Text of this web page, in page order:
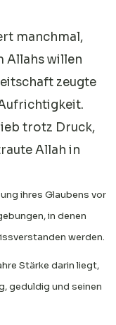
manchmal,
Allahs willen
zeugte
trotz Druck,
Allah in
ihres Glaubens vor
in denen
werden.
Stärke darin liegt,
geduldig und seinen